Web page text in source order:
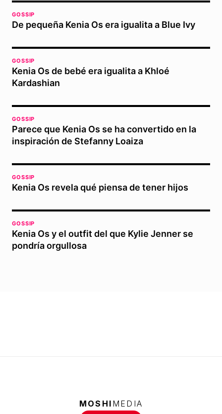
GOSSIP
De pequeña Kenia Os era igualita a Blue Ivy
GOSSIP
Kenia Os de bebé era igualita a Khloé
Kardashian
GOSSIP
Parece que Kenia Os se ha convertido en la
inspiración de Stefanny Loaiza
GOSSIP
Kenia Os revela qué piensa de tener hijos
GOSSIP
Kenia Os y el outfit del que Kylie Jenner se
pondría orgullosa
MOSHI MEDIA